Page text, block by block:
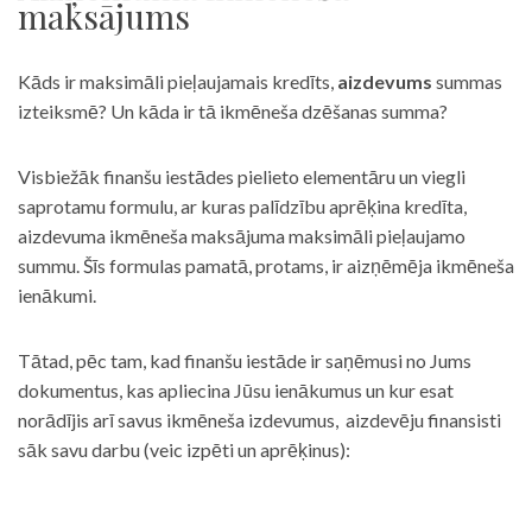
maksājums
Kāds ir maksimāli pieļaujamais kredīts, aizdevums summas
izteiksmē? Un kāda ir tā ikmēneša dzēšanas summa?
Visbiežāk finanšu iestādes pielieto elementāru un viegli
saprotamu formulu, ar kuras palīdzību aprēķina kredīta,
aizdevuma ikmēneša maksājuma maksimāli pieļaujamo
summu. Šīs formulas pamatā, protams, ir aizņēmēja ikmēneša
ienākumi.
Tātad, pēc tam, kad finanšu iestāde ir saņēmusi no Jums
dokumentus, kas apliecina Jūsu ienākumus un kur esat
norādījis arī savus ikmēneša izdevumus, aizdevēju finansisti
sāk savu darbu (veic izpēti un aprēķinus):